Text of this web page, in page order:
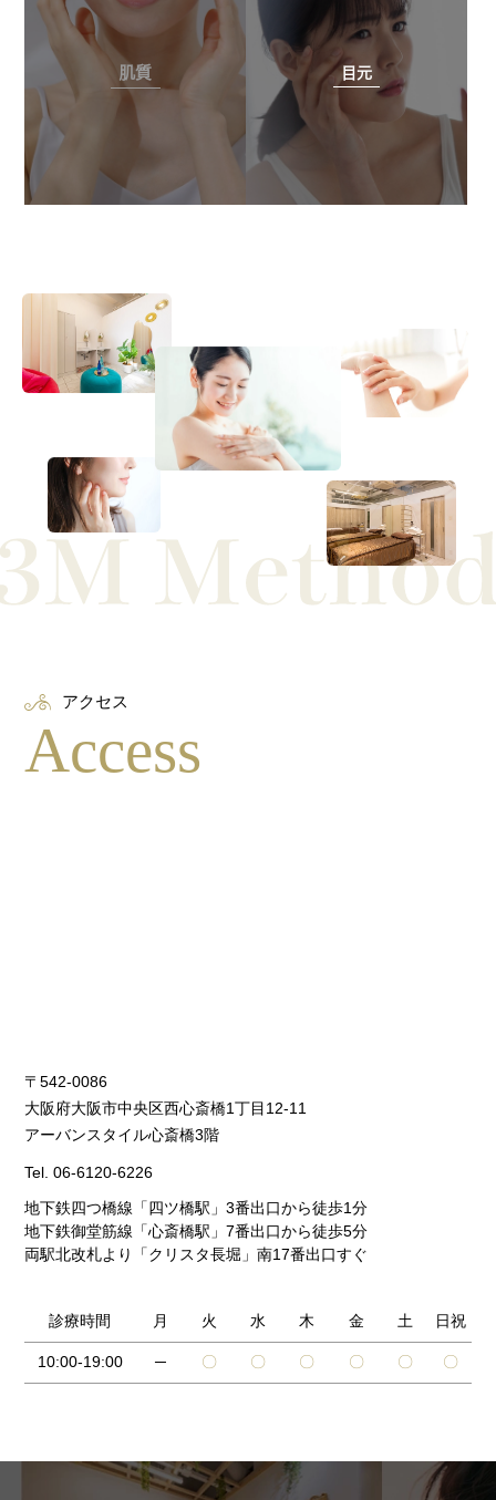
肌質 目元
アクセス
Access
〒542-0086
大阪府大阪市中央区西心斎橋1丁目12-11
アーバンスタイル心斎橋3階
Tel.06-6120-6226
地下鉄四つ橋線「四ツ橋駅」3番出口から徒歩1分
地下鉄御堂筋線「心斎橋駅」7番出口から徒歩5分
両駅北改札より「クリスタ長堀」南17番出口すぐ
診療時間 月 火 水 木 金 土 日祝
10:00-19:00 ─ 〇 〇 〇 〇 〇 〇